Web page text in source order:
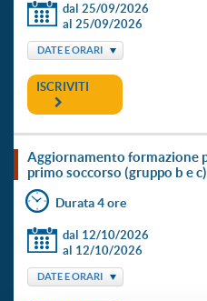
dal 25/09/2026
al 25/09/2026
DATE E ORARI
ISCRIVITI
aggiornamento formazione per addetto alla gestione del
primo soccorso (gruppo b e c)
Durata 4 ore
dal 12/10/2026
al 12/10/2026
DATE E ORARI